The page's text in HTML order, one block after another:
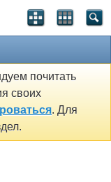
почитать
своих
. Для